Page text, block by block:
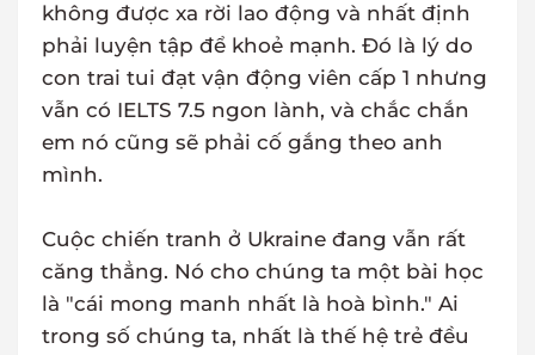
không được xa rời lao động và nhất định
phải luyện tập để khoẻ mạnh. Đó là lý do
con trai tui đạt vận động viên cấp 1 nhưng
vẫn có IELTS 7.5 ngon lành, và chắc chắn
em nó cũng sẽ phải cố gắng theo anh
mình.
Cuộc chiến tranh ở Ukraine đang vẫn rất
căng thẳng. Nó cho chúng ta một bài học
là "cái mong manh nhất là hoà bình." Ai
trong số chúng ta, nhất là thế hệ trẻ đều